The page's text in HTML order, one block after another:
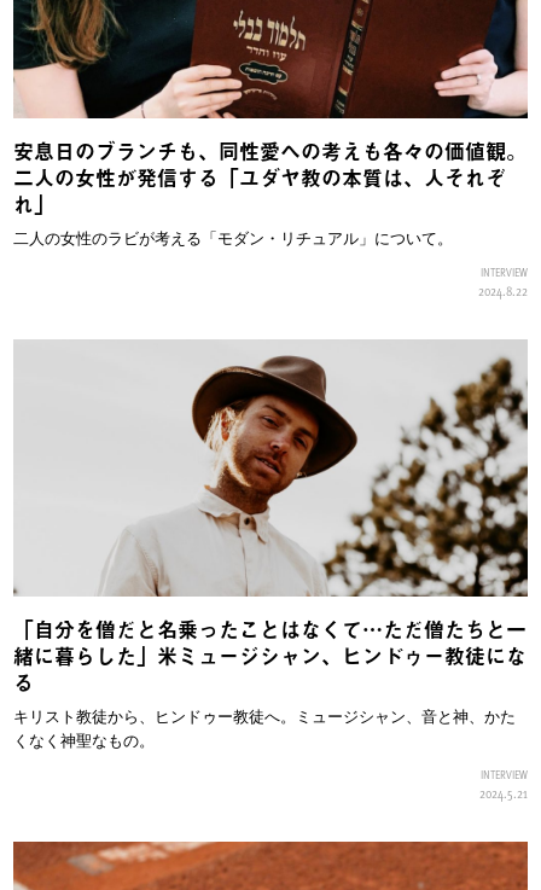
安息日のブランチも、同性愛への考えも各々の価値観。
二人の女性が発信する「ユダヤ教の本質は、人それぞ
れ」
二人の女性のラビが考える「モダン・リチュアル」について。
INTERVIEW
2024.8.22
「自分を僧だと名乗ったことはなくて…ただ僧たちと一
緒に暮らした」米ミュージシャン、ヒンドゥー教徒にな
る
キリスト教徒から、ヒンドゥー教徒へ。ミュージシャン、音と神、かた
くなく神聖なもの。
INTERVIEW
2024.5.21